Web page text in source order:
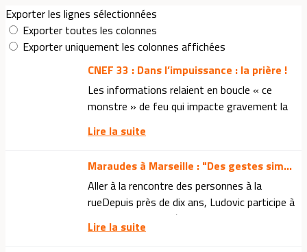
Exporter les lignes sélectionnées
Exporter toutes les colonnes
Exporter uniquement les colonnes affichées
CNEF 33 : Dans l’impuissance : la prière !
Les informations relaient en boucle « ce
monstre » de feu qui impacte gravement la
soit l’équivalent de 4 fois Paris ;Alors que
Lire la suite
Maraudes à Marseille : "Des gestes simples peuvent apporter de la joie"
Aller à la rencontre des personnes à la
rueDepuis près de dix ans, Ludovic participe à
des maraudes auprès des personnes sans
domicile dans les rues de Marseille. Avec
Lire la suite